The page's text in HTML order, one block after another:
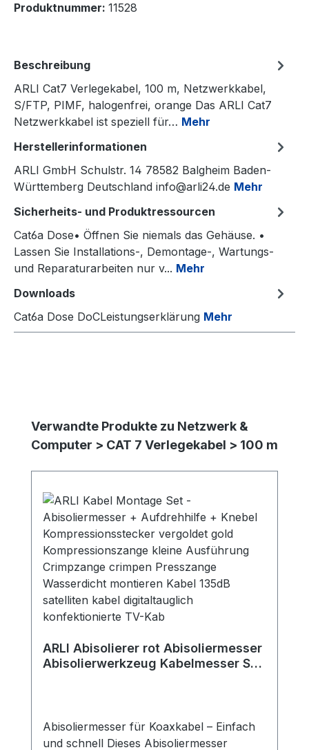
Produktnummer: 11528
Beschreibung
ARLI Cat7 Verlegekabel, 100 m, Netzwerkkabel,
S/FTP, PIMF, halogenfrei, orange Das ARLI Cat7
Netzwerkkabel ist speziell für… Mehr
Herstellerinformationen
ARLI GmbH Schulstr. 14 78582 Balgheim Baden-
Württemberg Deutschland info@arli24.de Mehr
Sicherheits- und Produktressourcen
Cat6a Dose• Öffnen Sie niemals das Gehäuse. •
Lassen Sie Installations-, Demontage-, Wartungs-
und Reparaturarbeiten nur v... Mehr
Downloads
Cat6a Dose DoCLeistungserklärung Mehr
Produktgalerie überspringen
Verwandte Produkte zu Netzwerk &
Computer > CAT 7 Verlegekabel > 100 m
ARLI Abisolierer rot Abisoliermesser
Abisolierwerkzeug Kabelmesser Sat
Abisoliermesser für Koaxkabel – Einfach
und schnell Dieses Abisoliermesser